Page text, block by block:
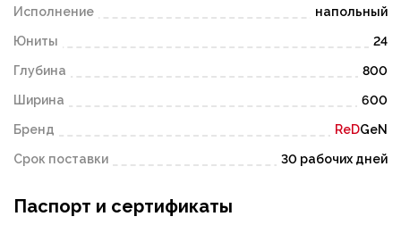
Исполнение напольный
Юниты 24
Глубина 800
Ширина 600
Бренд ReDGeN
Срок поставки 30 рабочих дней
Паспорт и сертификаты